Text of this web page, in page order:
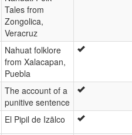
Tales from
Zongolica,
Veracruz
Nahuat folklore
from Xalacapan,
Puebla
The account of a
punitive sentence
El Pipil de Izālco